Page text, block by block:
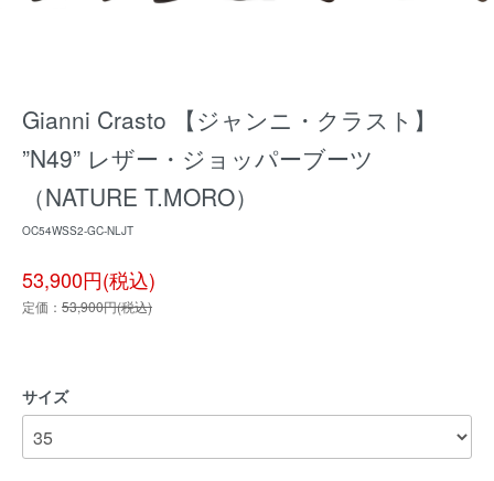
Gianni Crasto 【ジャンニ・クラスト】
”N49” レザー・ジョッパーブーツ
（NATURE T.MORO）
OC54WSS2-GC-NLJT
53,900円(税込)
定価： 53,900円(税込)
サイズ